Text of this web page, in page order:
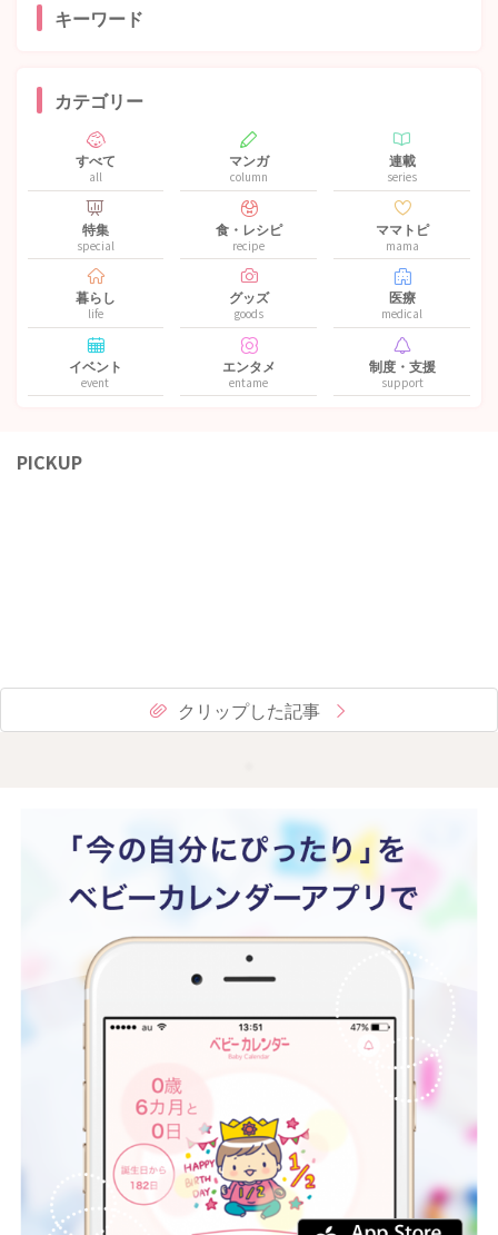
キーワード
カテゴリー
すべて
all
マンガ
column
連載
series
特集
special
食・レシピ
recipe
ママトピ
mama
暮らし
life
グッズ
goods
医療
medical
イベント
event
エンタメ
entame
制度・支援
support
PICKUP
クリップした記事